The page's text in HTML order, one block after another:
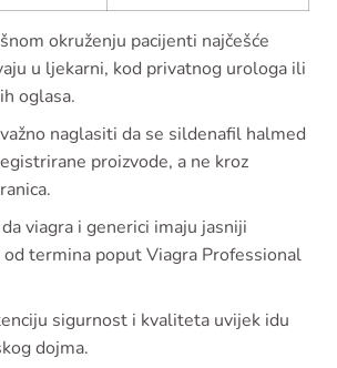
okruženju pacijenti najčešće
u ljekarni, kod privatnog urologa ili
oglasa.
naglasiti da se sildenafil halmed
proizvode, a ne kroz
viagra i generici imaju jasniji
termina poput Viagra Professional
sigurnost i kvaliteta uvijek idu
dojma.